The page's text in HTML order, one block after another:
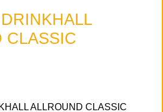
CLASSIC